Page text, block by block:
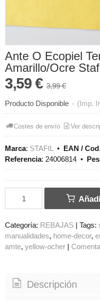
Ante O Ecopiel
Amarillo/Ocre
3,59 € 3,99 €
Producto Disponible - (Imp.
Costes de envío Ver
Marca: STAFIL• EAN /
Referencia: 24006814 •
Categoría: REBAJAS Tags:
manualidades
home-decor
amte yellow-ocher
Descripción